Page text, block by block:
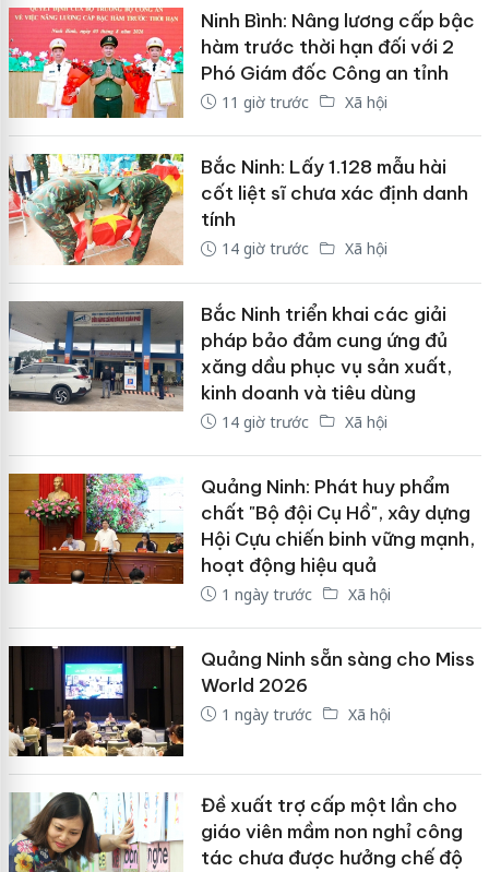
Ninh Bình: Nâng lương cấp bậc
hàm trước thời hạn đối với 2
Phó Giám đốc Công an tỉnh
11 giờ trước Xã hội
Bắc Ninh: Lấy 1.128 mẫu hài
cốt liệt sĩ chưa xác định danh
tính
14 giờ trước Xã hội
Bắc Ninh triển khai các giải
pháp bảo đảm cung ứng đủ
xăng dầu phục vụ sản xuất,
kinh doanh và tiêu dùng
14 giờ trước Xã hội
Quảng Ninh: Phát huy phẩm
chất "Bộ đội Cụ Hồ", xây dựng
Hội Cựu chiến binh vững mạnh,
hoạt động hiệu quả
1 ngày trước Xã hội
Quảng Ninh sẵn sàng cho Miss
World 2026
1 ngày trước Xã hội
Đề xuất trợ cấp một lần cho
giáo viên mầm non nghỉ công
tác chưa được hưởng chế độ